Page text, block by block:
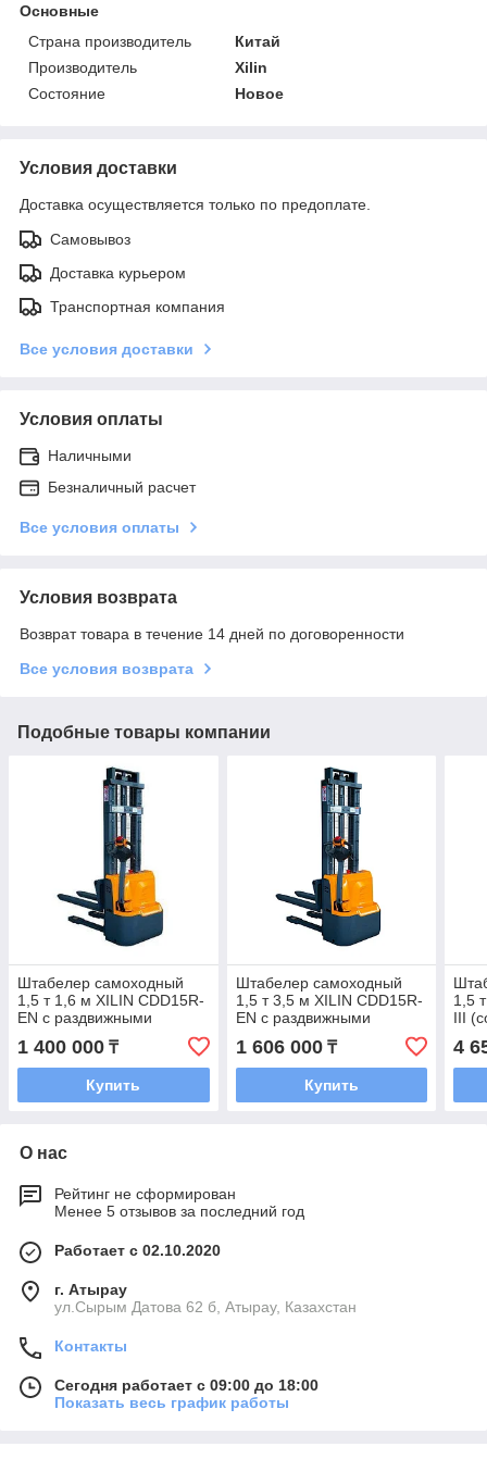
Основные
Страна производитель
Китай
Производитель
Xilin
Состояние
Новое
Условия доставки
Доставка осуществляется только по предоплате.
Самовывоз
Доставка курьером
Транспортная компания
Все условия доставки
Условия оплаты
Наличными
Безналичный расчет
Все условия оплаты
Условия возврата
Возврат товара в течение 14 дней по договоренности
Все условия возврата
Подобные товары компании
Штабелер самоходный
1,5 т 1,6 м XILIN CDD15R-
EN с раздвижными
(сопровождаемый)
1 400 000 ₸
Купить
Штабелер самоходный
1,5 т 3,5 м XILIN CDD15R-
EN с раздвижными
(сопровождаемый)
1 606 000₸
Купить
1,5
III
4
О нас
Рейтинг не сформирован
Менее 5 отзывов за последний год
Работает с 02.10.2020
г. Атырау
ул.Сырым Датова 62 б, Атырау, Казахстан
Контакты
Сегодня работает с 09:00 до 18:00
Показать весь график работы